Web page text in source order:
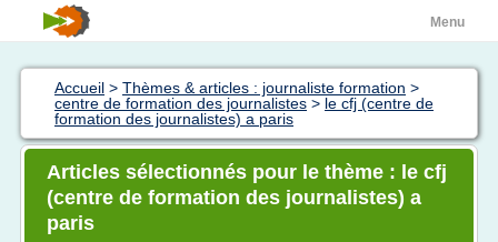
Menu
Accueil > Thèmes & articles : journaliste formation >
centre de formation des journalistes > le cfj (centre de
formation des journalistes) a paris
Articles sélectionnés pour le thème : le cfj
(centre de formation des journalistes) a
paris